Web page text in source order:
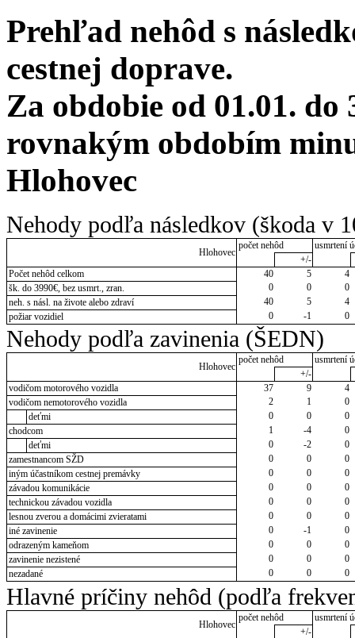
Prehľad nehôd s
cestnej doprave.
Za obdobie od 01.01. do
rovnakým obdobím
Hlohovec
Nehody podľa následkov (škoda v
Hlohovec
počet nehôd
usmrtení
+/-
Počet nehôd celkom
40 5
4
šk. do 3990€, bez usmrt., zran.
0 0
0
neh. s násl. na živote alebo zdraví
40 5
4
požiar vozidiel
0 -1 0
Nehody podľa zavinenia (ŠEDN)
Hlohovec
počet nehôd
usmrtení
+/-
vodičom motorového vozidla
37 9
4
vodičom nemotorového vozidla
2 1
0
deťmi
0 0
0
chodcom
1 -4
0
deťmi
0 -2
0
zamestnancom SŽD
0 0
0
iným účastníkom cestnej premávky
0 0
0
závadou komunikácie
0 0
0
technickou závadou vozidla
0 0
0
lesnou zverou a domácimi zvieratami
0 0
0
iné zavinenie
0 -1
0
odrazeným kameňom
0 0
0
zavinenie nezistené
0 0
0
nezadané
0 0 0
Hlavné príčiny nehôd (podľa
Hlohovec
počet nehôd
usmrtení
+/-